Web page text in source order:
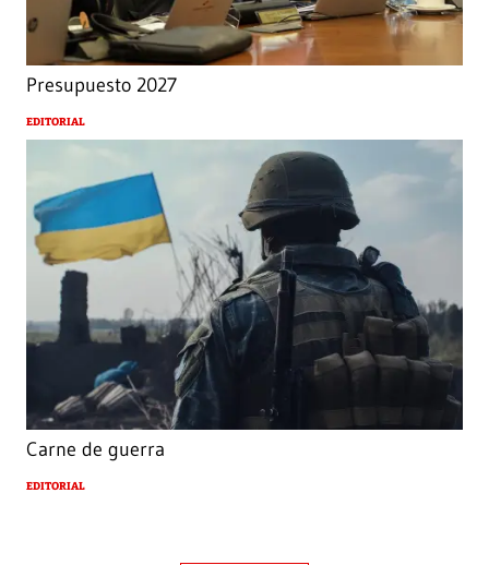
Presupuesto 2027
EDITORIAL
Carne de guerra
EDITORIAL